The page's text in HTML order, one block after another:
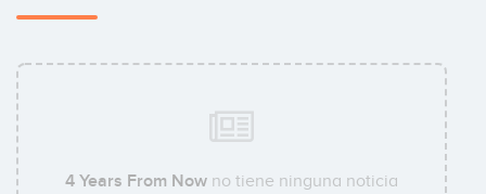
4 Years From Now no tiene ninguna noticia